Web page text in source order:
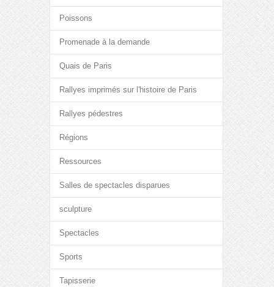
Poissons
Promenade à la demande
Quais de Paris
Rallyes imprimés sur l'histoire de Paris
Rallyes pédestres
Régions
Ressources
Salles de spectacles disparues
sculpture
Spectacles
Sports
Tapisserie